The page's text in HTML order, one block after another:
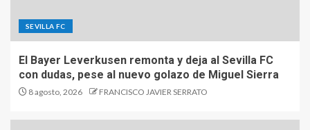
SEVILLA FC
El Bayer Leverkusen remonta y deja al Sevilla FC
con dudas, pese al nuevo golazo de Miguel Sierra
8 agosto, 2026 FRANCISCO JAVIER SERRATO